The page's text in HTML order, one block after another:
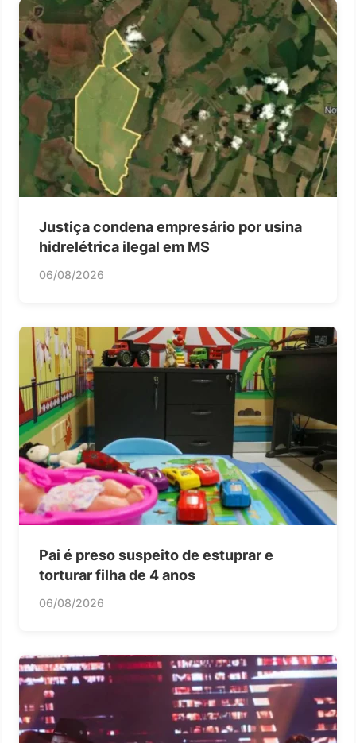
Justiça condena empresário por usina
hidrelétrica ilegal em MS
06/08/2026
Pai é preso suspeito de estuprar e
torturar filha de 4 anos
06/08/2026